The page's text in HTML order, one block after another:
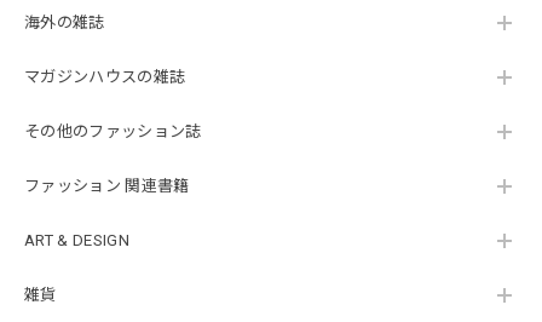
海外の雑誌
マガジンハウスの雑誌
その他のファッション誌
ファッション 関連書籍
ART & DESIGN
雑貨